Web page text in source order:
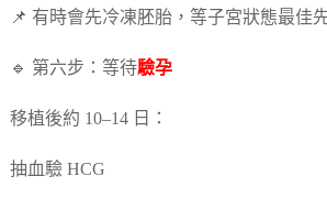
📌 有時會先冷凍胚胎，等子宮狀態最佳
🔹 第六步：等待驗孕
移植後約 10–14 日：
抽血驗 HCG